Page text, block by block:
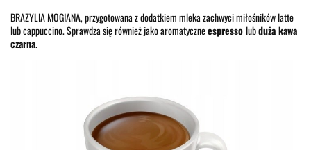
BRAZYLIA MOGIANA, przygotowana z dodatkiem mleka zachwyci miłośników latte
lub cappuccino. Sprawdza się również jako aromatyczneespressolubduża kawa
czarna.